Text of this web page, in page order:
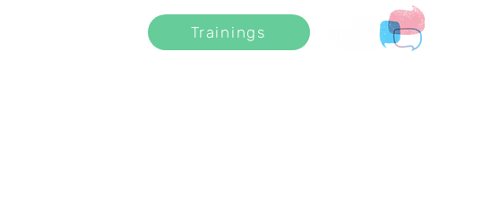
Trainings